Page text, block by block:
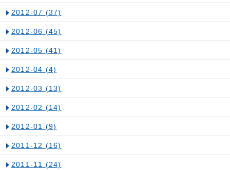
2012-07 (37)
2012-06 (45)
2012-05 (41)
2012-04 (4)
2012-03 (13)
2012-02 (14)
2012-01 (9)
2011-12 (16)
2011-11 (24)